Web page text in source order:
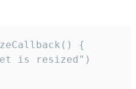
{
is resized")